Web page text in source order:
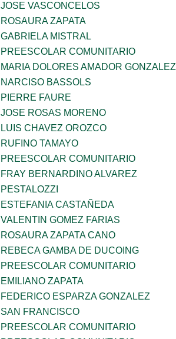
JOSE VASCONCELOS
ROSAURA ZAPATA
GABRIELA MISTRAL
PREESCOLAR COMUNITARIO
MARIA DOLORES AMADOR GONZALEZ
NARCISO BASSOLS
PIERRE FAURE
JOSE ROSAS MORENO
LUIS CHAVEZ OROZCO
RUFINO TAMAYO
PREESCOLAR COMUNITARIO
FRAY BERNARDINO ALVAREZ
PESTALOZZI
ESTEFANIA CASTAÑEDA
VALENTIN GOMEZ FARIAS
ROSAURA ZAPATA CANO
REBECA GAMBA DE DUCOING
PREESCOLAR COMUNITARIO
EMILIANO ZAPATA
FEDERICO ESPARZA GONZALEZ
SAN FRANCISCO
PREESCOLAR COMUNITARIO